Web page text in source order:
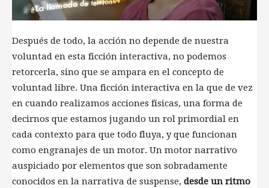
Después de todo, la acción no depende de nuestra
voluntad en esta ficción interactiva, no podemos
retorcerla, sino que se ampara en el concepto de
voluntad libre. Una ficción interactiva en la que de vez
en cuando realizamos acciones físicas, una forma de
decirnos que estamos jugando un rol primordial en
cada contexto para que todo fluya, y que funcionan
como engranajes de un motor. Un motor narrativo
auspiciado por elementos que son sobradamente
conocidos en la narrativa de suspense, desde un ritmo